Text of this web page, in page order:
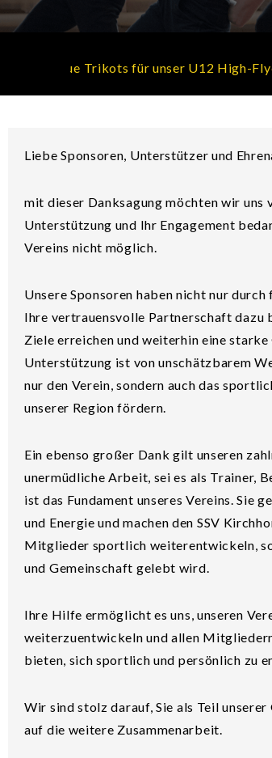
Trikots für unser U12 High-Flyers Team
Liebe Sponsoren, Unterstützer und
mit dieser Danksagung möchten wir
Unterstützung und Ihr Engagement
Vereins nicht möglich.
Unsere Sponsoren haben nicht nur
Ihre vertrauensvolle Partnerschaft dazu
Ziele erreichen und weiterhin eine
Unterstützung ist von unschätzbarem
nur den Verein, sondern auch das
unserer Region fördern.
Ein ebenso großer Dank gilt unseren
unermüdliche Arbeit, sei es als Trainer,
ist das Fundament unseres Vereins. Sie
und Energie und machen den SSV
Mitglieder sportlich weiterentwickeln,
und Gemeinschaft gelebt wird.
Ihre Hilfe ermöglicht es uns, unseren
weiterzuentwickeln und allen
bieten, sich sportlich und persönlich zu
Wir sind stolz darauf, Sie als Teil
auf die weitere Zusammenarbeit.